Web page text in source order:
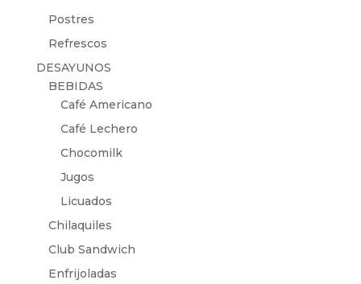
Postres
Refrescos
DESAYUNOS
BEBIDAS
Café Americano
Café Lechero
Chocomilk
Jugos
Licuados
Chilaquiles
Club Sandwich
Enfrijoladas